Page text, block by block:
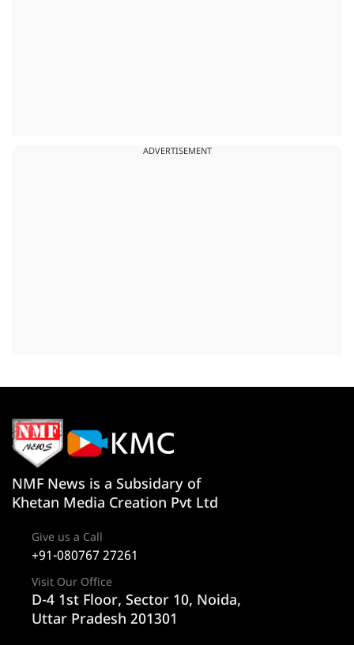
ADVERTISEMENT
NMF News is a Subsidary of
Khetan Media Creation Pvt Ltd
Give us a Call
+91-080767 27261
Visit Our Office
D-4 1st Floor, Sector 10, Noida,
Uttar Pradesh 201301